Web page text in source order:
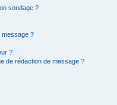
sondage ?
message ?
?
de rédaction de message ?